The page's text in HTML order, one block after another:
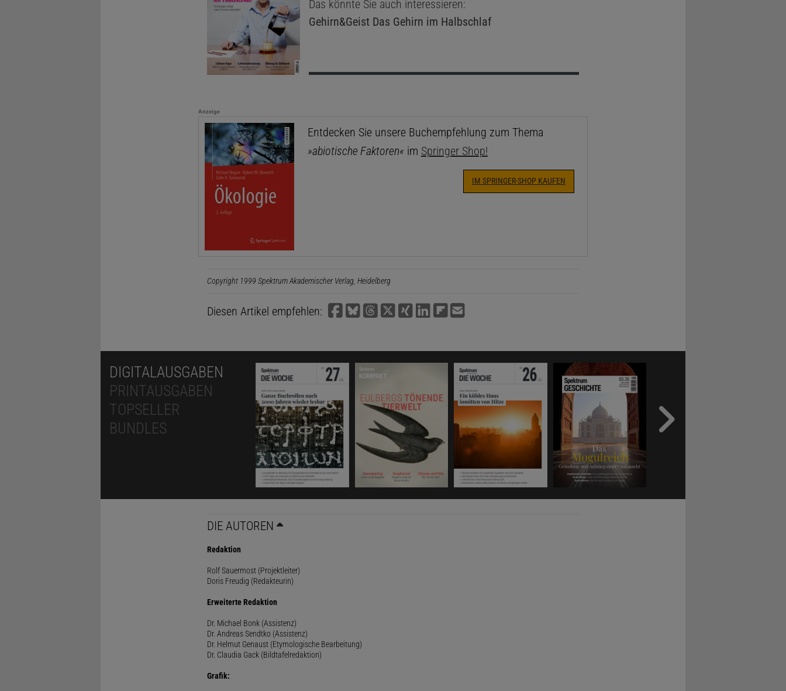
Das könnte Sie auch interessieren:
Gehirn&Geist Das Gehirn im Halbschlaf
Anzeige
Entdecken Sie unsere Buchempfehlung zum Thema
»abiotische Faktoren« im Springer Shop!
IM SPRINGER-SHOP KAUFEN
Copyright 1999 Spektrum Akademischer Verlag, Heidelberg
Diesen Artikel empfehlen:
DIGITALAUSGABEN
PRINTAUSGABEN
TOPSELLER
BUNDLES
DIE AUTOREN
Redaktion
Rolf Sauermost (Projektleiter)
Doris Freudig (Redakteurin)
Erweiterte Redaktion
Dr. Michael Bonk (Assistenz)
Dr. Andreas Sendtko (Assistenz)
Dr. Helmut Genaust (Etymologische Bearbeitung)
Dr. Claudia Gack (Bildtafelredaktion)
Grafik: